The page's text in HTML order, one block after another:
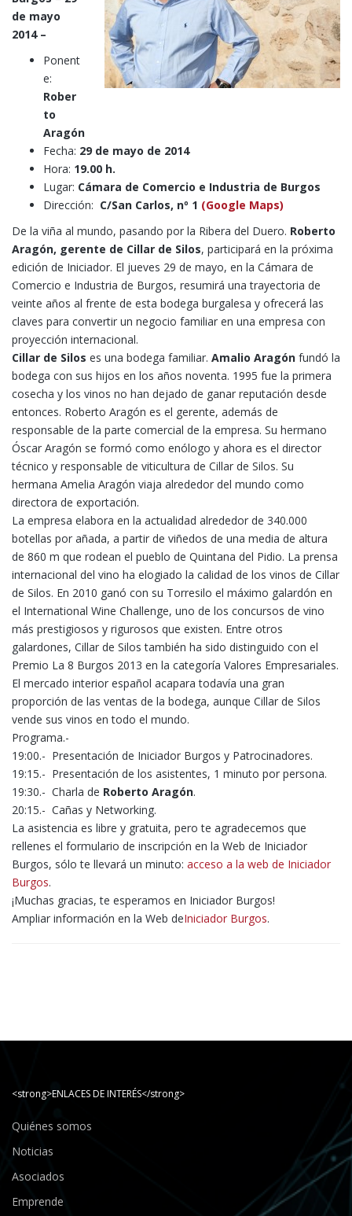
de mayo
2014 –
Ponent
e:
Rober
to
Aragón
Fecha: 29 de mayo de 2014
Hora: 19.00 h.
Lugar: Cámara de Comercio e Industria de Burgos
Dirección: C/San Carlos, nº 1 (Google Maps)
De la viña al mundo, pasando por la Ribera del Duero. Roberto
Aragón, gerente de Cillar de Silos, participará en la próxima
edición de Iniciador. El jueves 29 de mayo, en la Cámara de
Comercio e Industria de Burgos, resumirá una trayectoria de
veinte años al frente de esta bodega burgalesa y ofrecerá las
claves para convertir un negocio familiar en una empresa con
proyección internacional.
Cillar de Silos es una bodega familiar. Amalio Aragón fundó la
bodega con sus hijos en los años noventa. 1995 fue la primera
cosecha y los vinos no han dejado de ganar reputación desde
entonces. Roberto Aragón es el gerente, además de
responsable de la parte comercial de la empresa. Su hermano
Óscar Aragón se formó como enólogo y ahora es el director
técnico y responsable de viticultura de Cillar de Silos. Su
hermana Amelia Aragón viaja alrededor del mundo como
directora de exportación.
La empresa elabora en la actualidad alrededor de 340.000
botellas por añada, a partir de viñedos de una media de altura
de 860 m que rodean el pueblo de Quintana del Pidio. La prensa
internacional del vino ha elogiado la calidad de los vinos de Cillar
de Silos. En 2010 ganó con su Torresilo el máximo galardón en
el International Wine Challenge, uno de los concursos de vino
más prestigiosos y rigurosos que existen. Entre otros
galardones, Cillar de Silos también ha sido distinguido con el
Premio La 8 Burgos 2013 en la categoría Valores Empresariales.
El mercado interior español acapara todavía una gran
proporción de las ventas de la bodega, aunque Cillar de Silos
vende sus vinos en todo el mundo.
Programa.-
19:00.- Presentación de Iniciador Burgos y Patrocinadores.
19:15.- Presentación de los asistentes, 1 minuto por persona.
19:30.- Charla de Roberto Aragón.
20:15.- Cañas y Networking.
La asistencia es libre y gratuita, pero te agradecemos que
rellenes el formulario de inscripción en la Web de Iniciador
Burgos, sólo te llevará un minuto: acceso a la web de Iniciador
Burgos.
¡Muchas gracias, te esperamos en Iniciador Burgos!
Ampliar información en la Web deIniciador Burgos.
<strong>ENLACES DE INTERÉS</strong>
Quiénes somos
Noticias
Asociados
Emprende